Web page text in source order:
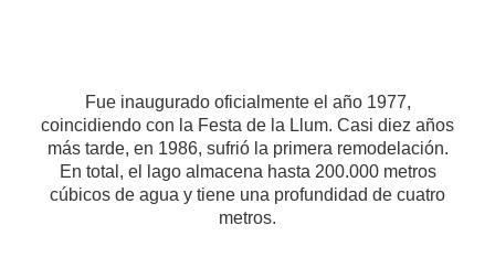
Fue inaugurado oficialmente el año 1977,
coincidiendo con la Festa de la Llum. Casi diez años
más tarde, en 1986, sufrió la primera remodelación.
En total, el lago almacena hasta 200.000 metros
cúbicos de agua y tiene una profundidad de cuatro
metros.